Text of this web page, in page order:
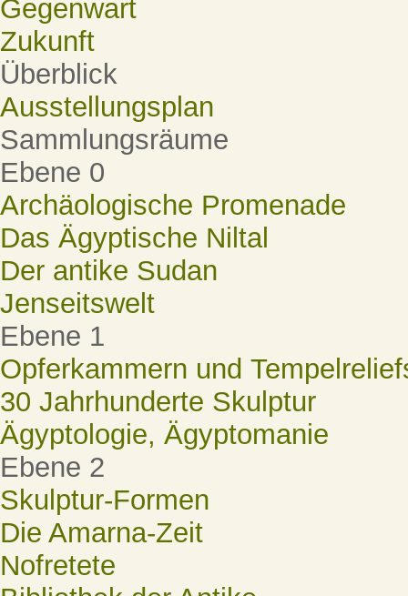
Gegenwart
Zukunft
Überblick
Ausstellungsplan
Sammlungsräume
Ebene 0
Archäologische Promenade
Das Ägyptische Niltal
Der antike Sudan
Jenseitswelt
Ebene 1
Opferkammern und
30 Jahrhunderte Skulptur
Ägyptologie, Ägyptomanie
Ebene 2
Skulptur-Formen
Die Amarna-Zeit
Nofretete